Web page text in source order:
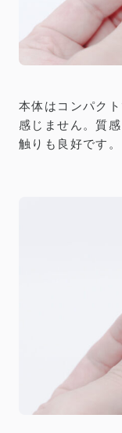
本体はコンパク
感じません。質
触りも良好です。